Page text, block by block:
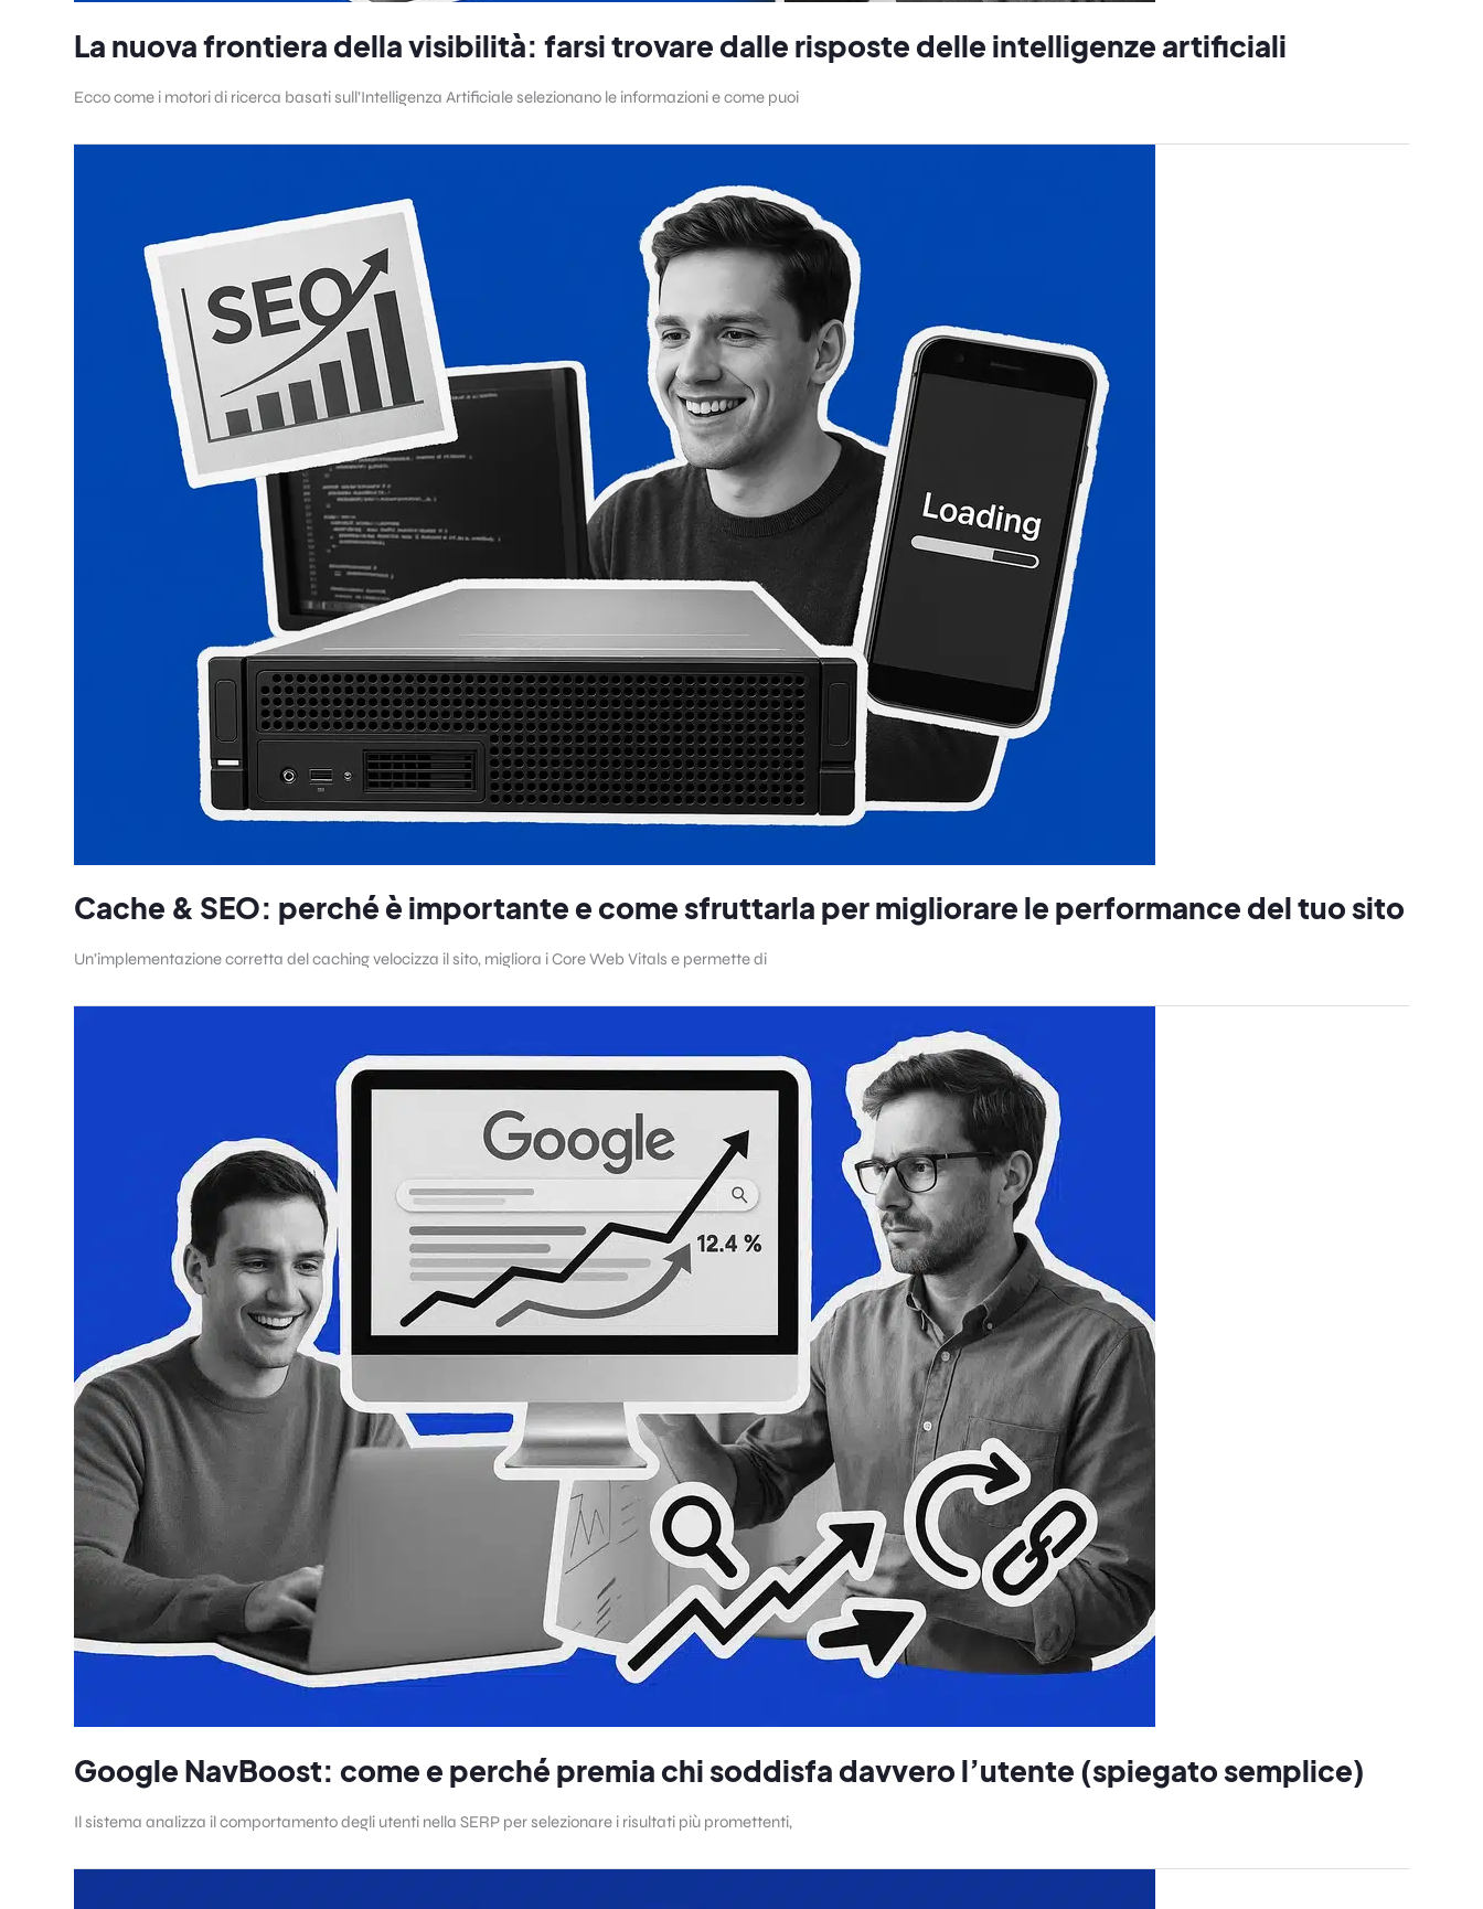
La nuova frontiera della visibilità: farsi trovare dalle risposte delle intelligenze artificiali
Ecco come i motori di ricerca basati sull’Intelligenza Artificiale selezionano le informazioni e come puoi
Cache & SEO: perché è importante e come sfruttarla per migliorare le performance del tuo sito
Un’implementazione corretta del caching velocizza il sito, migliora i Core Web Vitals e permette di
Google NavBoost: come e perché premia chi soddisfa davvero l’utente (spiegato semplice)
Il sistema analizza il comportamento degli utenti nella SERP per selezionare i risultati più promettenti,